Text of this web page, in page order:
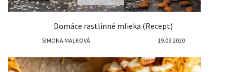
Domáce rastlinné mlieka (Recept)
SIMONA MALKOVÁ 19.09.2020